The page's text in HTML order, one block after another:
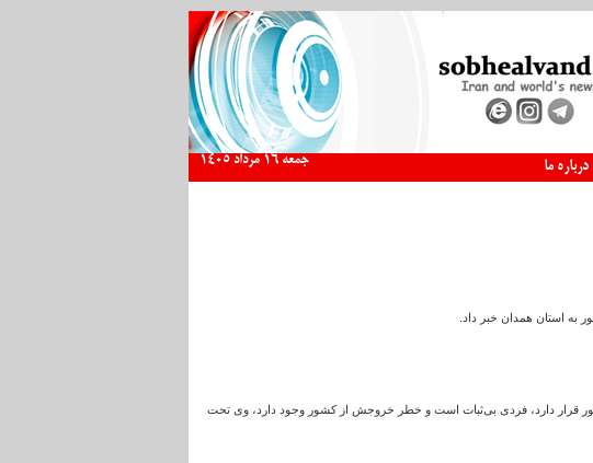
درباره ما جمعه 16 مرداد 1405
به استان همدان خبر داد.
قرار دارد، فردی بی‌ثبات است و خطر خروجش از کشور وجود دارد، وی تحت